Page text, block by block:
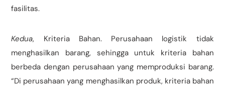
fasilitas.
Kedua, Kriteria Bahan. Perusahaan logistik tidak
menghasilkan barang, sehingga untuk kriteria bahan
berbeda dengan perusahaan yang memproduksi barang.
“Di perusahaan yang menghasilkan produk, kriteria bahan